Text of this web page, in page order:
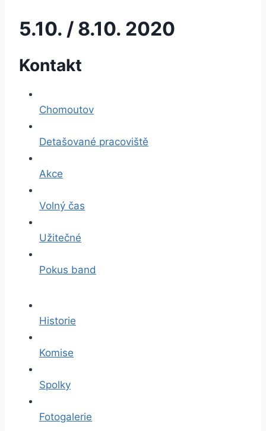
5.10. / 8.10. 2020
Kontakt
Chomoutov
Detašované pracoviště
Akce
Volný čas
Užitečné
Pokus band
Historie
Komise
Spolky
Fotogalerie